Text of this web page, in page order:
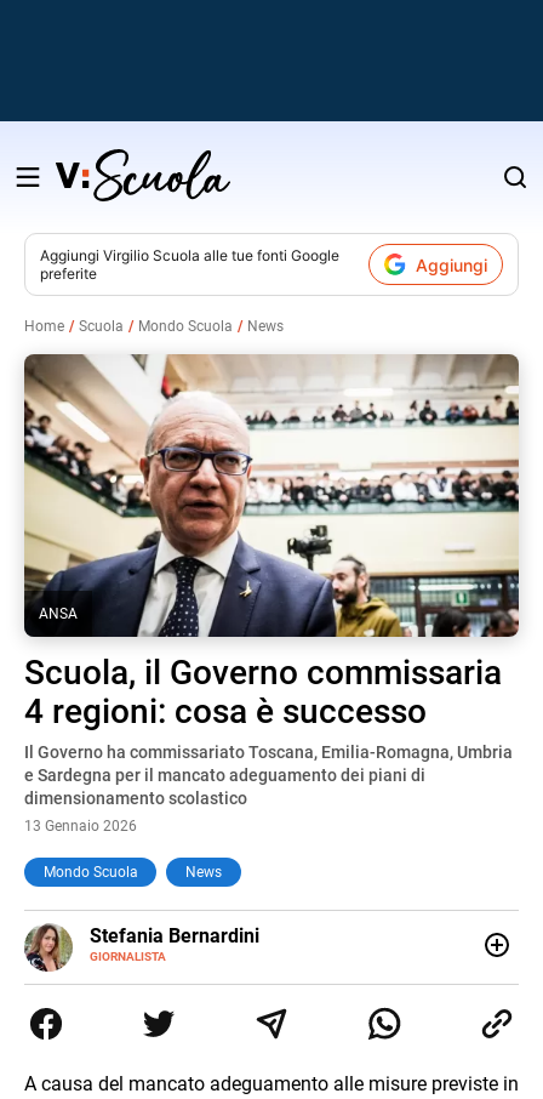
Salta
contenuto
Aggiungi Virgilio Scuola alle tue fonti Google
preferite
Aggiungi
Home Scuola Mondo Scuola News
ANSA
Scuola, il Governo commissaria
4 regioni: cosa è successo
Il Governo ha commissariato Toscana, Emilia-Romagna, Umbria
e Sardegna per il mancato adeguamento dei piani di
dimensionamento scolastico
13 Gennaio 2026
Mondo Scuola News
Stefania Bernardini
GIORNALISTA
E-
MAIL
Tv di cronaca, politica, scuola, economia e spettacolo. Ha
esperienze nella redazione di testate giornalistiche online
A causa del mancato adeguamento alle misure previste in